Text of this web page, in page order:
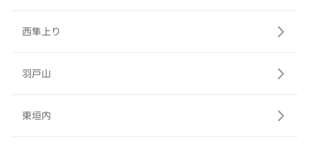
西隼上り
羽戸山
東垣内